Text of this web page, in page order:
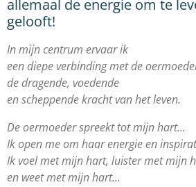
allemaal de energie om te
gelooft!
In mijn centrum ervaar ik
een diepe verbinding met de
de dragende, voedende
en scheppende kracht van het leven.
De oermoeder spreekt tot mijn hart...
Ik open me om haar energie en
Ik voel met mijn hart, luister met mijn
en weet met mijn hart...